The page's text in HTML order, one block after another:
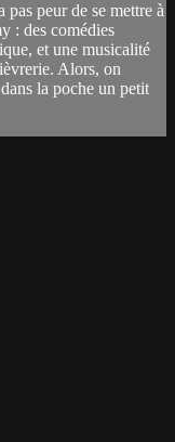
pas peur de se mettre à
: des comédies
et une musicalité
Alors, on
la poche un petit